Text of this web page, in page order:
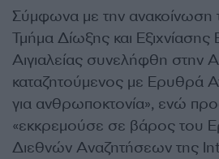
Σύμφωνα με την ανακοίνωση
Τμήμα Δίωξης και
Αιγιαλείας συνελήφθη στην
καταζητούμενος με Ερυθρά
για ανθρωποκτονία», ενώ
«εκκρεμούσε σε βάρος του
Διεθνών Αναζητήσεων της